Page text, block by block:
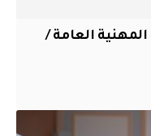
المهنية العامة /